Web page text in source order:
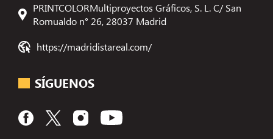
PRINTCOLORMultiproyectos Gráficos, S. L. C/ San
Romualdo n° 26, 28037 Madrid
https://madridistareal.com/
SÍGUENOS